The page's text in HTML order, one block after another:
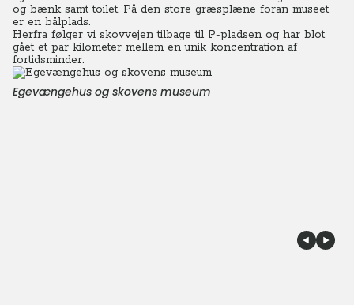
og bænk samt toilet. På den store græsplæne foran museet
er en bålplads.
Herfra følger vi skovvejen tilbage til P-pladsen og har blot
gået et par kilometer mellem en unik koncentration af
fortidsminder.
Egevængehus og skovens museum